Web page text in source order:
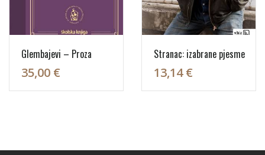
Glembajevi – Proza
35,00 €
Stranac: izabrane pjesme
13,14 €